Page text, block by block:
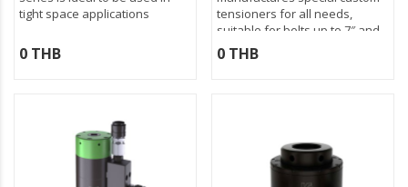
tight space applications
0 THB
tensioners for all needs,
suitable for bolts up to 7″ and
more.
0 THB